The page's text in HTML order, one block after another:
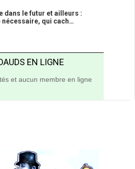
dans le futur et ailleurs :
nécessaire, qui cach…
EN LIGNE
et aucun membre en ligne